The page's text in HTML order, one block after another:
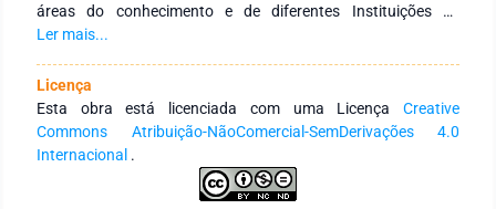
áreas do conhecimento e de diferentes Instituições de
Educação Superior, públicas e privadas, com abrangência
integrar ações interinstitucionais, tanto nacionais quanto
internacionais, com redes de pesquisa dedicadas a fomentar
a formação continuada de profissionais da educação. Isso é
realizado por meio da produção e disseminação de
conhecimentos em várias áreas do saber. Expressamos
nossa gratidão aos autores pelo empenho, disponibilidade e
Ler mais...
Licença
Esta obra está licenciada com uma Licença Creative
Commons Atribuição-NãoComercial-SemDerivações 4.0
Internacional .